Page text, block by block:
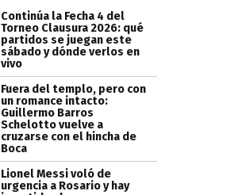
Continúa la Fecha 4 del
Torneo Clausura 2026: qué
partidos se juegan este
sábado y dónde verlos en
vivo
Fuera del templo, pero con
un romance intacto:
Guillermo Barros
Schelotto vuelve a
cruzarse con el hincha de
Boca
Lionel Messi voló de
urgencia a Rosario y hay